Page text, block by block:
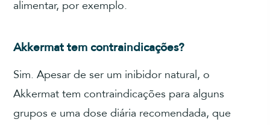
alimentar, por exemplo.
Akkermat tem contraindicações?
Sim. Apesar de ser um inibidor natural, o
Akkermat tem contraindicações para alguns
grupos e uma dose diária recomendada, que